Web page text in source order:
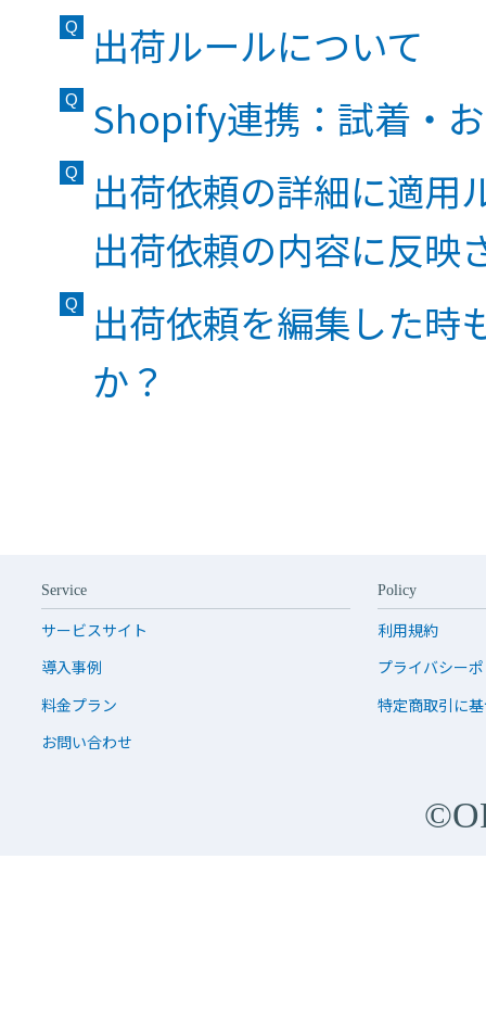
出荷ルールについて
Shopify連携：試着・
出荷依頼の詳細に適用
出荷依頼の内容に反映
出荷依頼を編集した時
か？
Service
サービスサイト
導入事例
料金プラン
お問い合わせ
Policy
利用規約
プライバシー
特定商取引に